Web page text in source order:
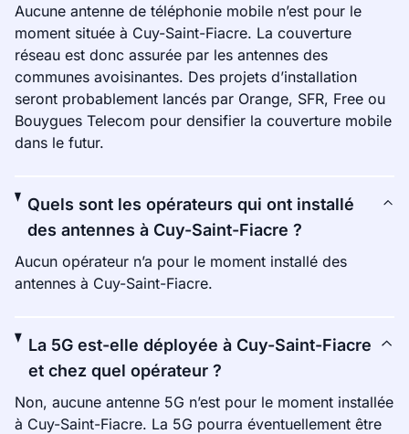
Aucune antenne de téléphonie mobile n’est pour le
moment située à Cuy-Saint-Fiacre. La couverture
réseau est donc assurée par les antennes des
communes avoisinantes. Des projets d’installation
seront probablement lancés par Orange, SFR, Free ou
Bouygues Telecom pour densifier la couverture mobile
dans le futur.
Quels sont les opérateurs qui ont installé
des antennes à Cuy-Saint-Fiacre ?
Aucun opérateur n’a pour le moment installé des
antennes à Cuy-Saint-Fiacre.
La 5G est-elle déployée à Cuy-Saint-Fiacre
et chez quel opérateur ?
Non, aucune antenne 5G n’est pour le moment installée
à Cuy-Saint-Fiacre. La 5G pourra éventuellement être